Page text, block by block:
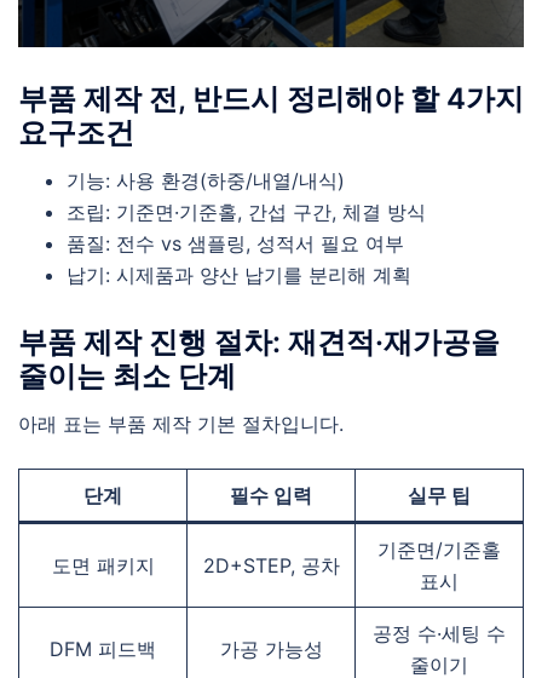
부품 제작 전, 반드시 정리해야 할 4가지
요구조건
기능: 사용 환경(하중/내열/내식)
조립: 기준면·기준홀, 간섭 구간, 체결 방식
품질: 전수 vs 샘플링, 성적서 필요 여부
납기: 시제품과 양산 납기를 분리해 계획
부품 제작 진행 절차: 재견적·재가공을
줄이는 최소 단계
아래 표는 부품 제작 기본 절차입니다.
단계 필수 입력 실무 팁
도면 패키지 2D+STEP, 공차
기준면/기준홀
표시
DFM 피드백 가공 가능성
공정 수·세팅 수
줄이기